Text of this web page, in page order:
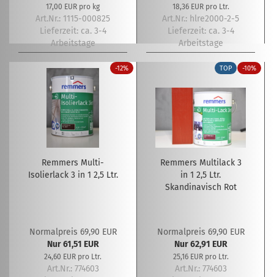
17,00 EUR pro kg
Art.Nr.: 1115-000825
Lieferzeit: ca. 3-4
Arbeitstage
18,36 EUR pro Ltr.
Art.Nr.: hlre2000-2-5
Lieferzeit: ca. 3-4
Arbeitstage
-12%
Remmers Multi-
Isolierlack 3 in 1 2,5 Ltr.
Normalpreis 69,90 EUR
Nur 61,51 EUR
24,60 EUR pro Ltr.
Art.Nr.: 774603
TOP -10%
Remmers Multilack 3
in 1 2,5 Ltr.
Skandinavisch Rot
Normalpreis 69,90 EUR
Nur 62,91 EUR
25,16 EUR pro Ltr.
Art.Nr.: 774603